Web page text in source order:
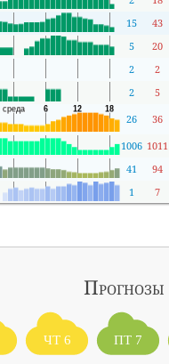
15
43
5
20
2
2
2
5
26
36
1006 1011
41
94
1
7
Прогнозы
ЧТ 6 ПТ 7